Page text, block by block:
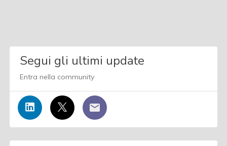
Segui gli ultimi update
Entra nella community